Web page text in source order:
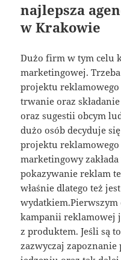
najlepsza
w Krakowie
Dużo firm w tym celu
marketingowej.
projektu reklamowego
trwanie oraz
oraz sugestii obcym
dużo osób decyduje
projektu
marketingowy
pokazywanie reklam
właśnie dlatego też
kampanii reklamowej
z produktem. Jeśli są
zazwyczaj